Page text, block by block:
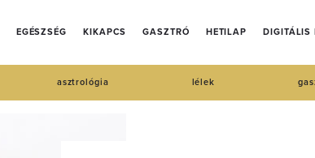
EGÉSZSÉG KIKAPCS GASZTRÓ HETILAP DIGITÁLIS
asztrológia lélek